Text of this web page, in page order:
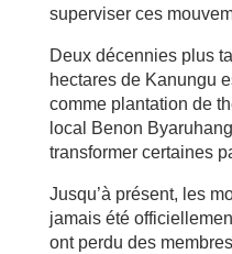
superviser ces
Deux décennies plus
hectares de Kanungu
comme plantation de
local Benon
transformer certaines
Jusqu’à présent, les
jamais été
ont perdu des